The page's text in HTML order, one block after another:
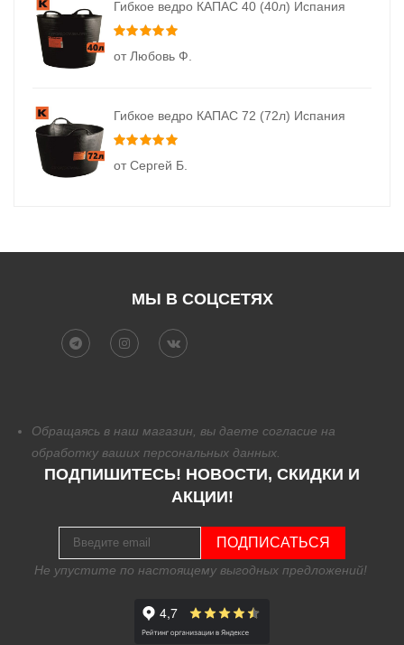
Гибкое ведро КАПАС 40 (40л) Испания
от Любовь Ф.
Гибкое ведро КАПАС 72 (72л) Испания
от Сергей Б.
МЫ В СОЦСЕТЯХ
Обращаясь в наш магазин, вы даете согласие на
обработку ваших персональных данных.
ПОДПИШИТЕСЬ! НОВОСТИ, СКИДКИ И
АКЦИИ!
ПОДПИСАТЬСЯ
Не упустите по настоящему выгодных предложений!